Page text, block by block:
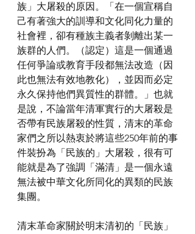
族」大屠殺的原因。「在一個宣稱自
己有著強大的訓導和文化同化力量的
社會裡，卻有種族主義者剝離出某一
族群的人們。（認定）這是一個通過
任何爭論或教育手段都無法改造（因
此也無法有效地教化），並因而必定
永久保持他們異質性的群體。」也就
是說，不論當年清軍實行的大屠殺是
否帶有民族屠殺的性質，清末的革命
家們之所以熱衷於將這些250年前的事
件裝扮為「民族的」大屠殺，很有可
能就是為了強調「滿清」是一個永遠
無法被中華文化所同化的異類的民族
集團。
清末革命家關於明末清初的「民族」